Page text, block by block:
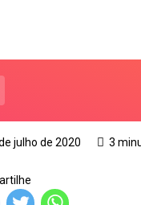
julho de 2020 3